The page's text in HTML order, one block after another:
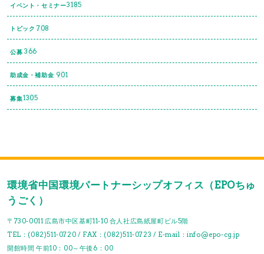
イベント・セミナー3185
トピック 708
公募 366
助成金・補助金 901
募集1305
環境省中国環境パートナーシップオフィス（EPOちゅ
うごく）
〒730-0011 広島市中区基町11-10 合人社広島紙屋町ビル5階
TEL：(082)511-0720 / FAX：(082)511-0723 / E-mail：info@epo-cg.jp
開館時間 午前10：00～午後6：00